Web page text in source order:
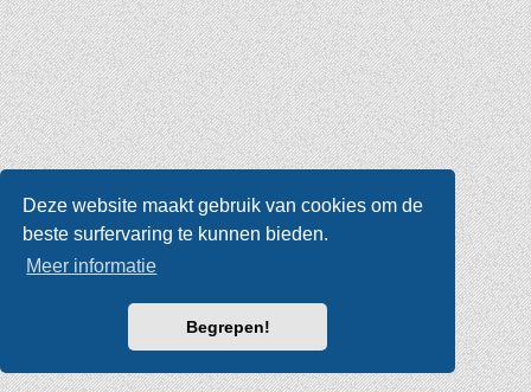
Deze website maakt gebruik van cookies om de
beste surfervaring te kunnen bieden.
Meer informatie
Begrepen!